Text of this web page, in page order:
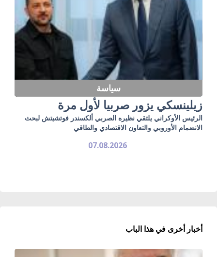
سياسة
زيلينسكي يزور صربيا لأول مرة
الرئيس الأوكراني يلتقي نظيره الصربي ألكسندر فوتشيتش لبحث
الانضمام الأوروبي والتعاون الاقتصادي والطاقي
07.08.2026
أخبار أخرى في هذا الباب